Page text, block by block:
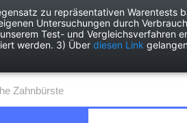
Freizeit Garten Haushalt
Zahnbürste
zu repräsentativen Warentests
Untersuchungen durch
Test- und Vergleichsverfahren
werden. 3) Überdiesen Link